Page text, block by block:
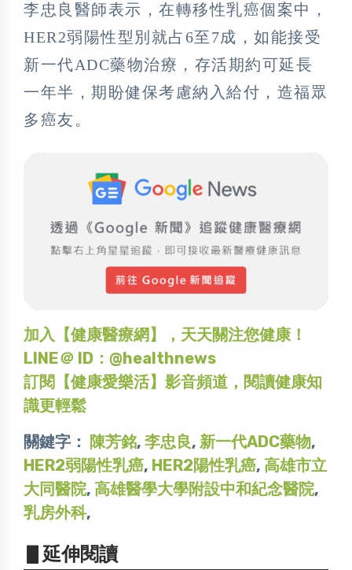
李忠良醫師表示，在轉移性乳癌個案中，
HER2弱陽性型別就占6至7成，如能接受
新一代ADC藥物治療，存活期約可延長
一年半，期盼健保考慮納入給付，造福眾
多癌友。
加入【健康醫療網】，天天關注您健康！
LINE＠ ID：@healthnews
訂閱【健康愛樂活】影音頻道，閱讀健康知
識更輕鬆
關鍵字：
陳芳銘, 李忠良, 新一代ADC藥物,
HER2弱陽性乳癌, HER2陽性乳癌, 高雄市立
大同醫院, 高雄醫學大學附設中和紀念醫院,
乳房外科,
▋延伸閱讀